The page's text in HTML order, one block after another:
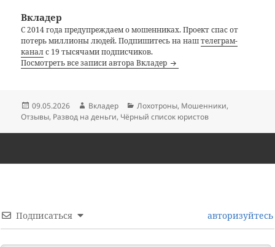
Вкладер
С 2014 года предупреждаем о мошенниках. Проект спас от
потерь миллионы людей. Подпишитесь на наштелеграм-
каналс 19 тысячами подписчиков.
Посмотреть все записи автора Вкладер
Опубликовано
09.05.2026 Автор
Вкладер Рубрики
Лохотроны, Мошенники,
Отзывы, Развод на деньги, Чёрный список юристов
Подписаться авторизуйтесь